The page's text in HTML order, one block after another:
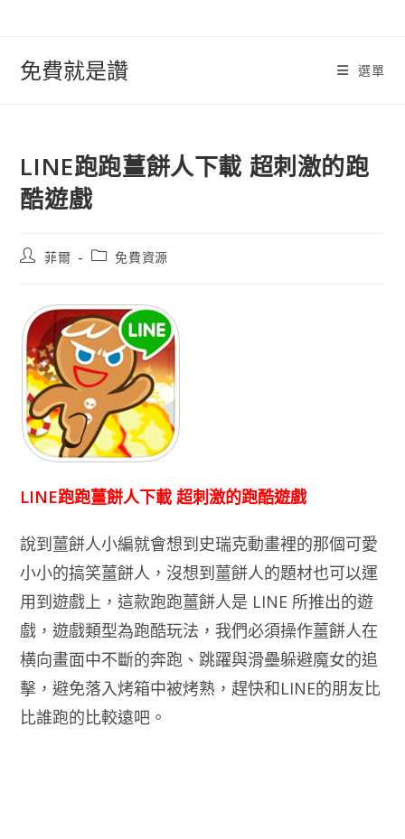
免費就是讚 選單
LINE跑跑薑餅人下載 超刺激的跑
酷遊戲
文
菲爾
文
別:
免費資源
LINE跑跑薑餅人下載 超刺激的跑酷遊戲
說到薑餅人小編就會想到史瑞克動畫裡的那個可愛
小小的搞笑薑餅人，沒想到薑餅人的題材也可以運
用到遊戲上，這款跑跑薑餅人是 LINE 所推出的遊
戲，遊戲類型為跑酷玩法，我們必須操作薑餅人在
横向畫面中不斷的奔跑、跳躍與滑壘躲避魔女的追
擊，避免落入烤箱中被烤熟，趕快和LINE的朋友比
比誰跑的比較遠吧。